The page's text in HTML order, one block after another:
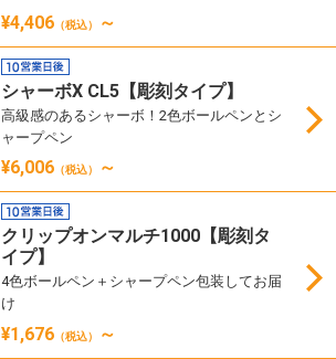
¥4,406 （税込） ～
シャーボX CL5【彫刻タイプ】
高級感のあるシャーボ！2色ボールペンとシ
ャープペン
¥6,006 （税込） ～
クリップオンマルチ1000【彫刻タ
イプ】
4色ボールペン＋シャープペン包装してお届
け
¥1,676 （税込） ～